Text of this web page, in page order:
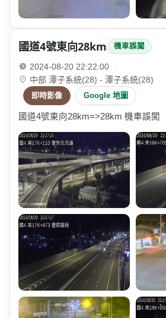
國道4號東向28km 機車誤闖
2024-08-20 22:22:00
·
中部 潭子系統(28) - 潭子系統(28)
·
即時影像 Google 地圖
國道4號東向28km=>28km 機車誤闖